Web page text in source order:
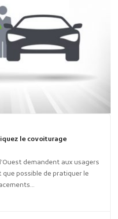
le covoiturage
demandent aux usagers
possible de pratiquer le